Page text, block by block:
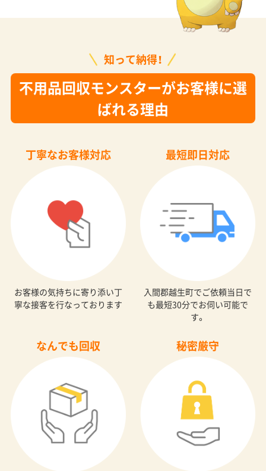
知って納得！
不用品回収モンスターがお客様に選
ばれる理由
丁寧なお客様対応
お客様の気持ちに寄り添い丁
寧な接客を行なっております
最短即日対応
入間郡越生町でご依頼当日で
も最短30分でお伺い可能で
す。
なんでも回収 秘密厳守